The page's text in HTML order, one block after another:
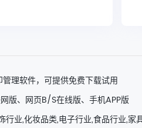
理软件，可提供免费下载试用
版、网页B/S在线版、手机APP版
业,化妆品类,电子行业,食品行业,家